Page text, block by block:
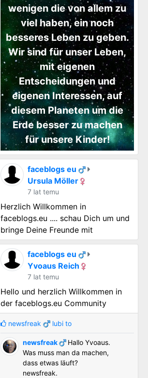
wenigen die von allem zu
viel haben, ein noch
besseres Leben zu geben.
Wir sind für unser Leben,
mit eigenen
Entscheidungen und
eigenen Interessen, auf
diesem Planeten um die
Erde besser zu machen
für unsere Kinder!
faceblogs eu
Ursula Möller
7 lat temu
Herzlich Willkommen in
faceblogs.eu .... schau Dich um und
bringe Deine Freunde mit
faceblogs eu
Yvoaus Reich
7 lat temu
Hello und herzlich Willkommen in
der faceblogs.eu Community
newsfreak lubi to
newsfreak
Hallo Yvoaus.
Was muss man da machen,
dass etwas läuft?
newsfreak.